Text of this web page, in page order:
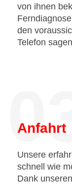
von ihnen
den
Telefon
03.
Anfahrt
Unsere
schnell wie
Dank